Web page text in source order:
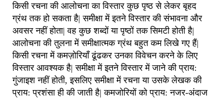
किसी रचना की आलोचना का विस्तार कुछ पृष्ठ से लेकर बृहद
ग्रंथ तक हो सकता है| समीक्षा में इतने विस्तार की संभावना और
अवसर नहीं होता| वह कुछ शब्दों या पृष्ठों तक सिमटी होती है|
आलोचना की तुलना में समीक्षात्मक ग्रंथ बहुत कम लिखे गए हैं|
किसी रचना में कमज़ोरियाँ ढूंढकर उनका विवेचन करने के लिए
विस्तार आवश्यक है| समीक्षा में इतने विस्तार में जाने की प्राय:
गुंजाइश नहीं होती, इसलिए समीक्षा में रचना या उसके लेखक की
प्राय: प्रशंसा ही की जाती है| कमजोरियों को प्राय: नजर-अंदाज